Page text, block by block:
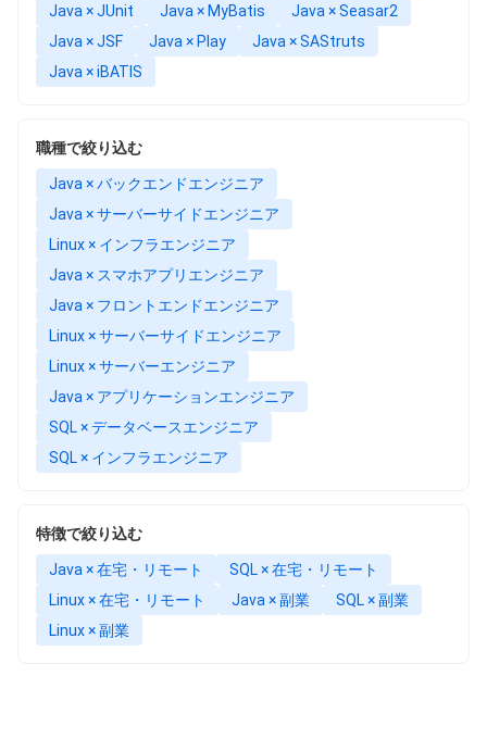
Java × JUnit
Java × MyBatis
Java × Seasar2
Java × JSF
Java × Play
Java × SAStruts
Java × iBATIS
職種で絞り込む
Java × バックエンドエンジニア
Java × サーバーサイドエンジニア
Linux × インフラエンジニア
Java × スマホアプリエンジニア
Java × フロントエンドエンジニア
Linux × サーバーサイドエンジニア
Linux × サーバーエンジニア
Java × アプリケーションエンジニア
SQL × データベースエンジニア
SQL × インフラエンジニア
特徴で絞り込む
Java × 在宅・リモート
SQL × 在宅・リモート
Linux × 在宅・リモート
Java × 副業
SQL × 副業
Linux × 副業